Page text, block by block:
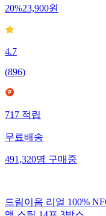
20%23,900원
4.7
(896)
717적립
무료배송
491,320명구매중
드림이음 리얼 100%